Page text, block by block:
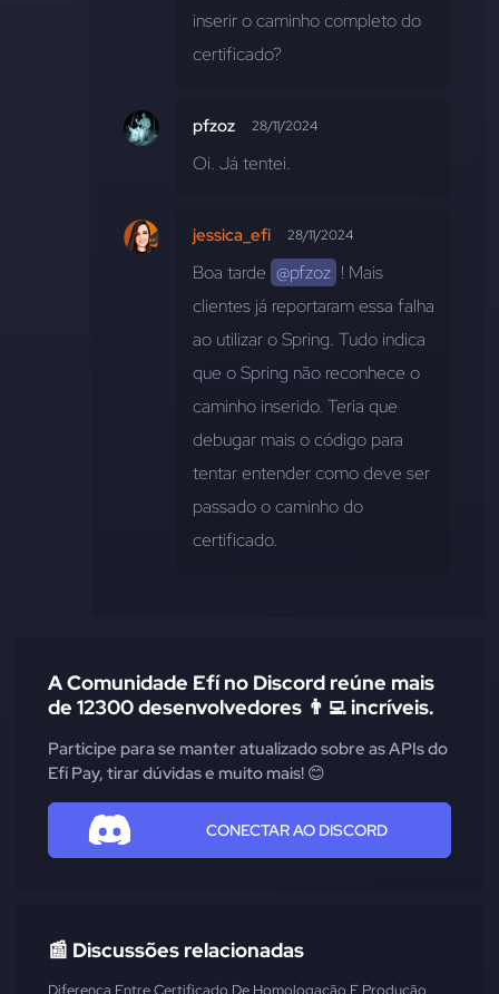
inserir o caminho completo do
certificado?
pfzoz 28/11/2024
Oi. Já tentei.
jessica_efi 28/11/2024
Boa tarde @pfzoz ! Mais
clientes já reportaram essa falha
ao utilizar o Spring. Tudo indica
que o Spring não reconhece o
caminho inserido. Teria que
debugar mais o código para
tentar entender como deve ser
passado o caminho do
certificado.
A Comunidade Efí no Discord reúne mais
de 12300 desenvolvedores 👨‍💻 incríveis.
Participe para se manter atualizado sobre as APIs do
Efí Pay, tirar dúvidas e muito mais! 😊
CONECTAR AO DISCORD
📰 Discussões relacionadas
Diferença Entre Certificado De Homologação E Produção